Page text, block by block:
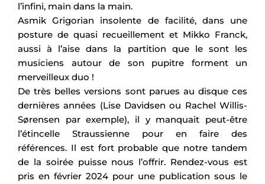
l’infini, main dans la main.
Asmik Grigorian insolente de facilité, dans une
posture de quasi recueillement et Mikko Franck,
aussi à l’aise dans la partition que le sont les
musiciens autour de son pupitre forment un
merveilleux duo !
De très belles versions sont parues au disque ces
dernières années (Lise Davidsen ou Rachel Willis-
Sørensen par exemple), il y manquait peut-être
l’étincelle Straussienne pour en faire des
références. Il est fort probable que notre tandem
de la soirée puisse nous l’offrir. Rendez-vous est
pris en février 2024 pour une publication sous le